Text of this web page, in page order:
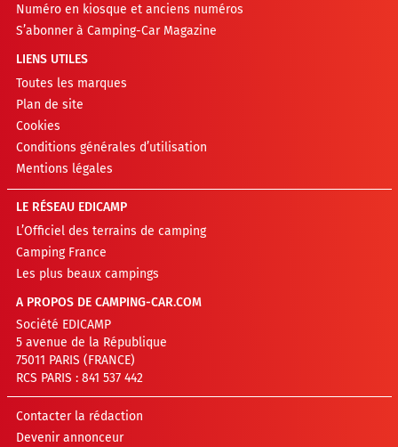
Numéro en kiosque et anciens numéros
S’abonner à Camping-Car Magazine
LIENS UTILES
Toutes les marques
Plan de site
Cookies
Conditions générales d’utilisation
Mentions légales
LE RÉSEAU EDICAMP
L’Officiel des terrains de camping
Camping France
Les plus beaux campings
A PROPOS DE CAMPING-CAR.COM
Société EDICAMP
5 avenue de la République
75011 PARIS (FRANCE)
RCS PARIS : 841 537 442
Contacter la rédaction
Devenir annonceur